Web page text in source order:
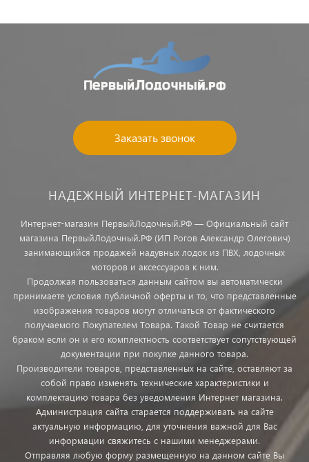
Заказать звонок
НАДЕЖНЫЙ ИНТЕРНЕТ-МАГАЗИН
Интернет-магазин ПервыйЛодочный.РФ — Официальный сайт
магазина ПервыйЛодочный.РФ (ИП Рогов Александр Олегович)
занимающийся продажей надувных лодок из ПВХ, лодочных
моторов и аксессуаров к ним.
Продолжая пользоваться данным сайтом вы автоматически
принимаете условия публичной оферты и то, что представленные
изображения товаров могут отличаться от фактического
получаемого Покупателем Товара. Такой Товар не считается
браком если он и его комплектность соответствует сопутствующей
документации при покупке данного товара.
Производители товаров, представленных на сайте, оставляют за
собой право изменять технические характеристики и
комплектацию товара без уведомления Интернет магазина.
Администрация сайта старается поддерживать на сайте
актуальную информацию, для уточнения важной для Вас
информации свяжитесь с нашими менеджерами.
Отправляя любую форму размещенную на данном сайте Вы